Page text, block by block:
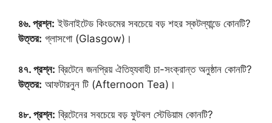
৪৬. প্রশ্ন: ইউনাইটেড কিংডমের সবচেয়ে বড় শহর স্কটল্যান্ডে কোনটি?
উত্তর: গ্লাসগো (Glasgow)।
৪৭. প্রশ্ন: ব্রিটেনে জনপ্রিয় ঐতিহ্যবাহী চা-সংক্রান্ত অনুষ্ঠান কোনটি?
উত্তর: আফটারনুন টি (Afternoon Tea)।
৪৮. প্রশ্ন: ব্রিটেনের সবচেয়ে বড় ফুটবল স্টেডিয়াম কোনটি?